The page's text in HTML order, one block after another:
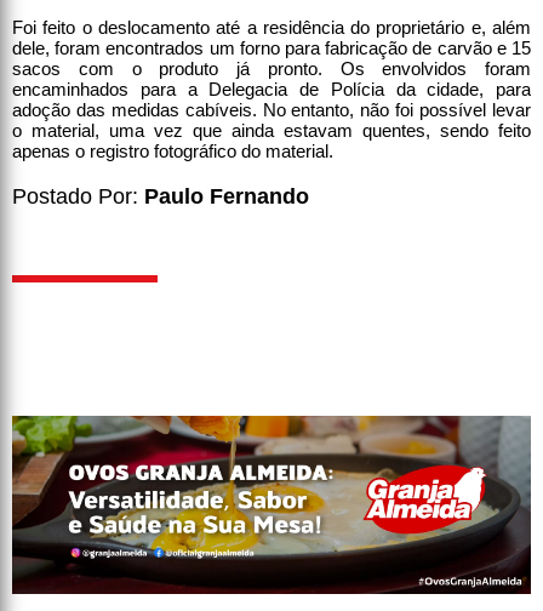
Foi feito o deslocamento até a residência do proprietário e, além
dele, foram encontrados um forno para fabricação de carvão e 15
sacos com o produto já pronto. Os envolvidos foram
encaminhados para a Delegacia de Polícia da cidade, para
adoção das medidas cabíveis. No entanto, não foi possível levar
o material, uma vez que ainda estavam quentes, sendo feito
apenas o registro fotográfico do material.
Postado Por: Paulo Fernando